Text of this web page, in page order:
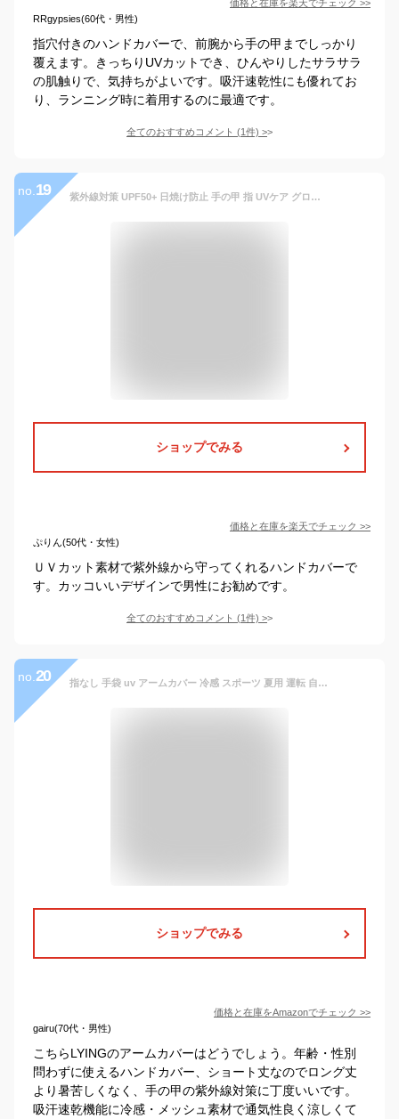
価格と在庫を楽天でチェック >>
RRgypsies(60代・男性)
指穴付きのハンドカバーで、前腕から手の甲までしっかり
覆えます。きっちりUVカットでき、ひんやりしたサラサラ
の肌触りで、気持ちがよいです。吸汗速乾性にも優れてお
り、ランニング時に着用するのに最適です。
全てのおすすめコメント (1件) >
no. 19 紫外線対策 UPF50+ 日焼け防止 手の甲 指 UVケア グローブ 暑さ対策 送料無料 涼しい メンズ レディース UVカット 自転車
ショップでみる
価格と在庫を楽天でチェック >>
ぷりん(50代・女性)
ＵＶカット素材で紫外線から守ってくれるハンドカバーで
す。カッコいいデザインで男性にお勧めです。
全てのおすすめコメント (1件) >
no. 20 指なし 手袋 uv アームカバー 冷感 スポーツ 夏用 運転 自転車 半指 グローブ 薄手 メッシュ 日焼け対策 紫外線カット 腕カバー レディース メンズ 手首サポーター 夏 サイクリング ランニング スマホ操作 汗止め 滑り止め 通気性 ハンドウォーマー M 1枚入り
ショップでみる
価格と在庫をAmazonでチェック >>
gairu(70代・男性)
こちらLYINGのアームカバーはどうでしょう。年齢・性別
問わずに使えるハンドカバー、ショート丈なのでロング丈
より暑苦しくなく、手の甲の紫外線対策に丁度いいです。
吸汗速乾機能に冷感・メッシュ素材で通気性良く涼しくて